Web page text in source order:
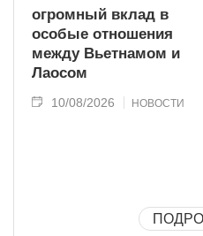
огромный вклад в
особые отношения
между Вьетнамом и
Лаосом
10/08/2026 НОВОСТИ